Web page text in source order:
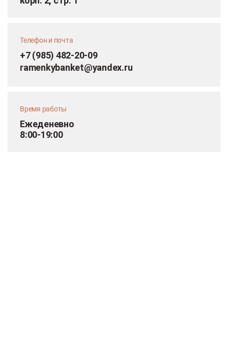
Телефон и почта
+7 (985) 482-20-09
ramenkybanket@yandex.ru
Время работы
Ежеденевно
8:00-19:00